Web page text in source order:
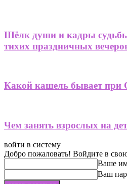
Шёлк души и кадры
тихих праздничных
Какой кашель бывает при
Чем занять взрослых на
войти в систему
Добро пожаловать! Войдите в
Ваше
Ваш